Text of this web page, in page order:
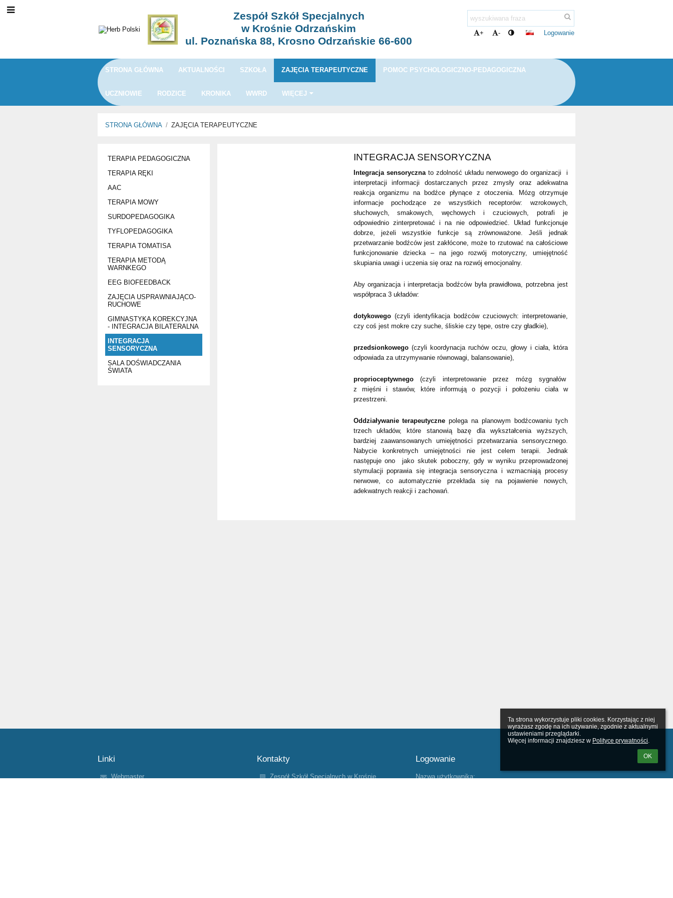
Ta strona wykorzystuje pliki cookies. Korzystając z niej
wyrażasz zgodę na ich używanie, zgodnie z aktualnymi
ustawieniami przeglądarki.
Więcej informacji znajdziesz w Polityce prywatności.
OK
Zespół Szkół Specjalnych
w Krośnie Odrzańskim
ul. Poznańska 88, Krosno Odrzańskie 66-600
+ - Logowanie
STRONA GŁÓWNA AKTUALNOŚCI SZKOŁA ZAJĘCIA TERAPEUTYCZNE POMOC PSYCHOLOGICZNO-PEDAGOGICZNA
UCZNIOWIE RODZICE KRONIKA WWRD WIĘCEJ
STRONA GŁÓWNA / ZAJĘCIA TERAPEUTYCZNE
TERAPEUTYCZNE
TERAPIA PEDAGOGICZNA
TERAPIA RĘKI
AAC
TERAPIA MOWY
SURDOPEDAGOGIKA
TYFLOPEDAGOGIKA
TERAPIA TOMATISA
TERAPIA METODĄ
WARNKEGO
EEG BIOFEEDBACK
ZAJĘCIA USPRAWNIAJĄCO-
RUCHOWE
GIMNASTYKA KOREKCYJNA
- INTEGRACJA BILATERALNA
INTEGRACJA
SENSORYCZNA
SALA DOŚWIADCZANIA
ŚWIATA
INTEGRACJA SENSORYCZNA
Integracja sensorycznato zdolność układu nerwowego do organizacji i
interpretacji informacji dostarczanych przez zmysły oraz adekwatna
reakcja organizmu na bodźce płynące z otoczenia. Mózg otrzymuje
informacje pochodzące ze wszystkich receptorów: wzrokowych,
słuchowych, smakowych, węchowych i czuciowych, potrafi je
odpowiednio zinterpretować i na nie odpowiedzieć. Układ funkcjonuje
dobrze, jeżeli wszystkie funkcje są zrównoważone. Jeśli jednak
przetwarzanie bodźców jest zakłócone, może to rzutować na całościowe
funkcjonowanie dziecka – na jego rozwój motoryczny, umiejętność
skupiania uwagi i uczenia się oraz na rozwój emocjonalny.
Aby organizacja i interpretacja bodźców była prawidłowa, potrzebna jest
współpraca 3 układów:
dotykowego(czyli identyfikacja bodźców czuciowych: interpretowanie,
czy coś jest mokre czy suche, śliskie czy tępe, ostre czy gładkie),
przedsionkowego(czyli koordynacja ruchów oczu, głowy i ciała, która
odpowiada za utrzymywanie równowagi, balansowanie),
proprioceptywnego(czyli interpretowanie przez mózg sygnałów
z mięśni i stawów, które informują o pozycji i położeniu ciała w
przestrzeni.
Oddziaływanie terapeutyczne polega na planowym bodźcowaniu tych
trzech układów, które stanowią bazę dla wykształcenia wyższych,
bardziej zaawansowanych umiejętności przetwarzania sensorycznego.
Nabycie konkretnych umiejętności nie jest celem terapii. Jednak
następuje ono jako skutek poboczny, gdy w wyniku przeprowadzonej
stymulacji poprawia się integracja sensoryczna i wzmacniają procesy
nerwowe, co automatycznie przekłada się na pojawienie nowych,
adekwatnych reakcji i zachowań.
Linki
Webmaster
Kontakty
Zespół Szkół Specjalnych w Krośnie
Logowanie
Nazwa użytkownika: